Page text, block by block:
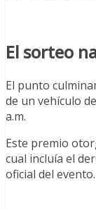
El sorteo
El punto
de un vehículo
a.m.
Este premio
cual incluía el
oficial del evento.